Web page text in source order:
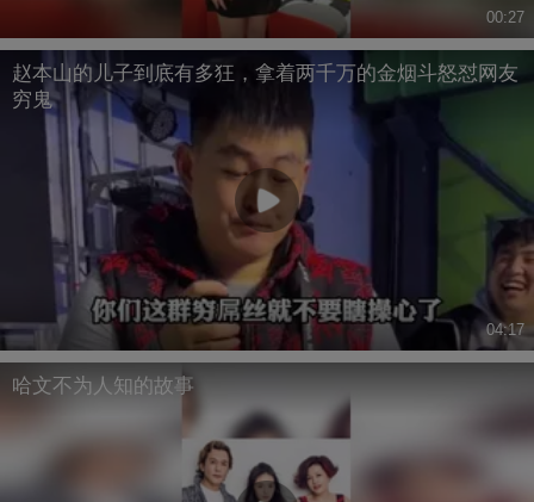
00:27
赵本山的儿子到底有多狂，拿着两千万的金烟斗怒怼网友
穷鬼
04:17
哈文不为人知的故事